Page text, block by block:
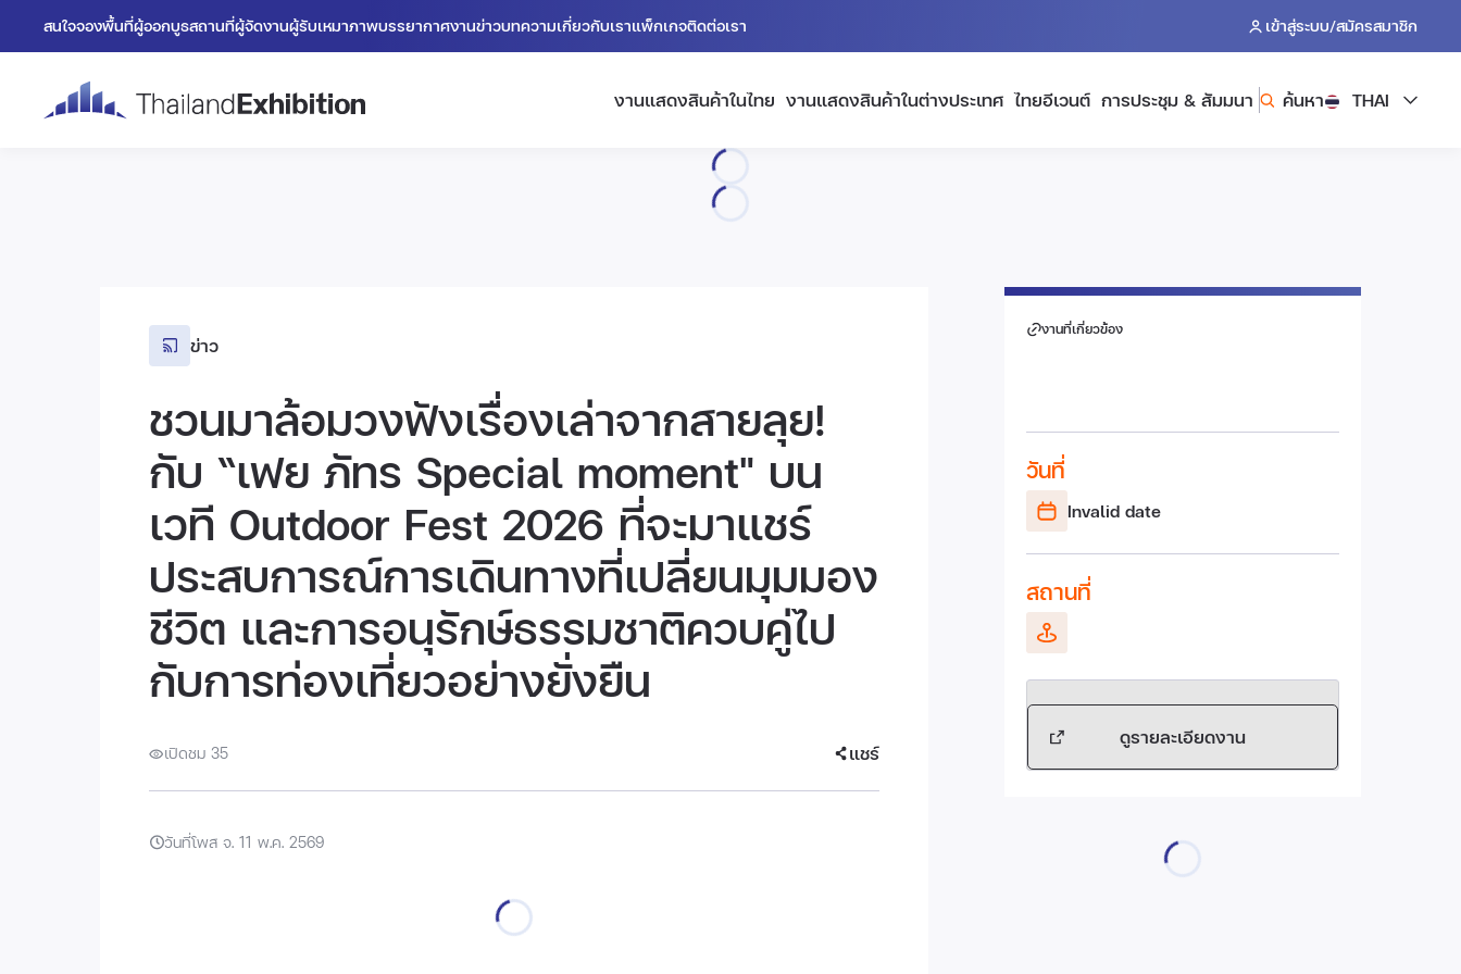
สนใจจองพื้นที่ผู้ออกบูธสถานที่ผู้จัดงานผู้รับเหมาภาพบรรยากาศงานข่าวบทความเกี่ยวกับเราแพ็กเกจติดต่อเรา เข้าสู่ระบบ/สมัครสมาชิก
งานแสดงสินค้าในไทย งานแสดงสินค้าในต่างประเทศ ไทยอีเวนต์ การประชุม & สัมมนา ค้นหา THAI
ข่าว
ชวนมาล้อมวงฟังเรื่องเล่าจากสายลุย!
กับ “เฟย ภัทร Special moment" บน
เวที Outdoor Fest 2026 ที่จะมาแชร์
ประสบการณ์การเดินทางที่เปลี่ยนมุมมอง
ชีวิต และการอนุรักษ์ธรรมชาติควบคู่ไป
กับการท่องเที่ยวอย่างยั่งยืน
เปิดชม 35 แชร์
วันที่โพส จ. 11 พ.ค. 2569
งานที่เกี่ยวข้อง
วันที่
Invalid date
สถานที่
ดูรายละเอียดงาน